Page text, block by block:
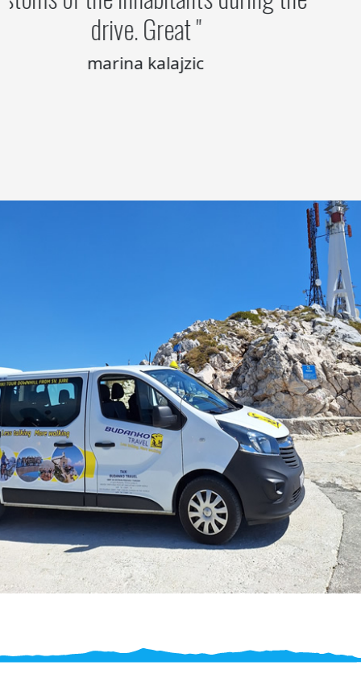
drive. Great
marina kalajzic